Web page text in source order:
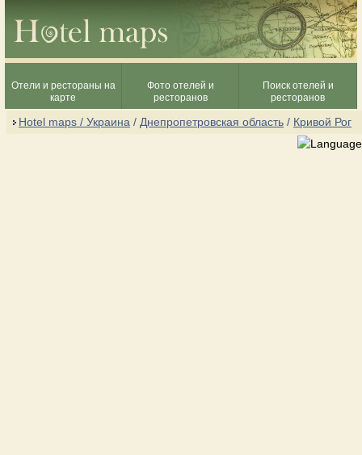
Отели и рестораны на
карте
Фото отелей и
ресторанов
Поиск отелей и
ресторанов
Hotel maps / Украина / Днепропетровская область / Кривой Рог